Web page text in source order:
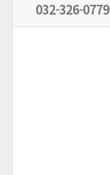
032-326-0779